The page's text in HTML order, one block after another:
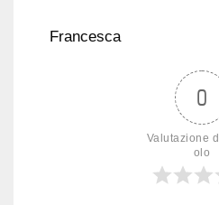
Francesca
0
Valutazione
olo